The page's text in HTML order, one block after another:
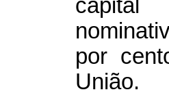
capital
por
União.